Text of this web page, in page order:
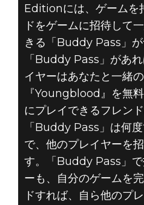
Editionには、ゲームを
ドをゲームに招待して
きる「Buddy Pass」が
「Buddy Pass」があ
イヤーはあなたと一緒の
『Youngblood』を無
にプレイできるフレンド
「Buddy Pass」は何
で、他のプレイヤーを
す。「Buddy Pass」
ーも、自分のゲームを
ドすれば、自ら他のプ